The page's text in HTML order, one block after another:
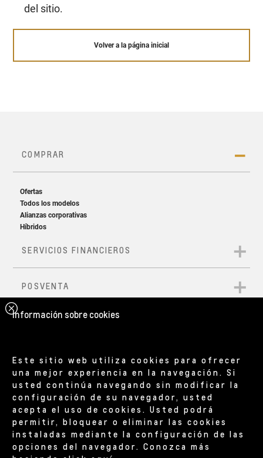
del sitio.
Volver a la página inicial
Información sobre cookies
Este sitio web utiliza cookies para ofrecer
una mejor experiencia en la navegación. Si
usted continúa navegando sin modificar la
configuración de su navegador, usted
acepta el uso de cookies. Usted podrá
permitir, bloquear o eliminar las cookies
instaladas mediante la configuración de las
opciones del navegador. Conozca más